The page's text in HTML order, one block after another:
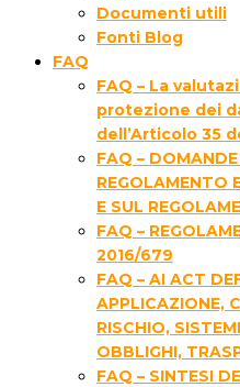
Documenti utili
Fonti Blog
FAQ
FAQ – La
protezione dei
dell’Articolo 35
FAQ –
REGOLAMENTO
E SUL
FAQ –
2016/679
FAQ – AI ACT
APPLICAZIONE,
RISCHIO,
OBBLIGHI,
FAQ – SINTESI